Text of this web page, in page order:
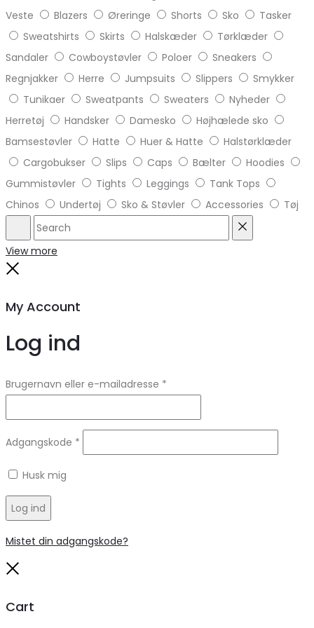
Veste
Blazers Øreringe Shorts Sko
Tasker
Sweatshirts
Skirts Halskæder
Tørklæder
Sandaler
Cowboystøvler Poloer
Sneakers
Regnjakker
Herre Jumpsuits Slippers
Smykker
Tunikaer
Sweatpants Sweaters
Nyheder
Herretøj
Handsker Damesko
Højhælede sko
Bamsestøvler
Hatte Huer & Hatte
Halstørklæder
Cargobukser
Slips Caps Bælter
Hoodies
Gummistøvler
Tights Leggings
Tank Tops
Chinos
Undertøj Sko & Støvler Accessories Tøj
Search
View more
My Account
Log ind
Brugernavn eller e-mailadresse *
Adgangskode *
Husk mig
Log ind
Mistet din adgangskode?
Cart